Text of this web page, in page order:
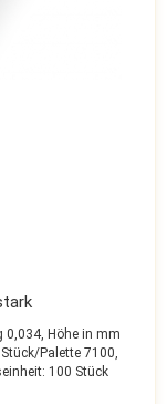
0,034, Höhe in mm
Stück/Palette 7100,
100 Stück